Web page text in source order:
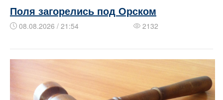
Поля загорелись под Орском
08.08.2026 / 21:54 2132